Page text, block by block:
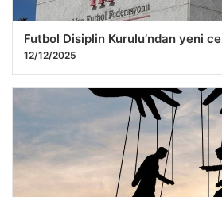
Futbol Disiplin Kurulu’ndan yeni
12/12/2025